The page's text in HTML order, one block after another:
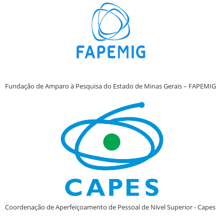
Fundação de Amparo à Pesquisa do Estado de Minas Gerais – FAPEMIG
Coordenação de Aperfeiçoamento de Pessoal de Nível Superior - Capes